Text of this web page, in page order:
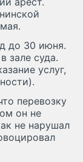
до 30 июня.
зале суда.
услуг,
перевозку
он не
не нарушал